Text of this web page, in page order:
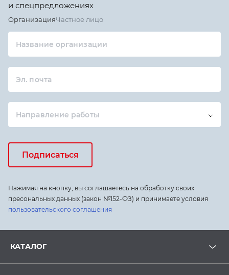
и спецпредложениях
ОрганизацияЧастное лицо
Название организации
Эл. почта
Направление работы
Подписаться
Нажимая на кнопку, вы соглашаетесь на обработку своих
пресональных данных (закон №152-ФЗ) и принимаете условия
пользовательского соглашения
КАТАЛОГ